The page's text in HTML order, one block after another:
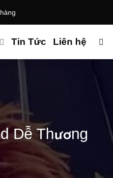
Tin Tức Liên hệ
Dễ Thương